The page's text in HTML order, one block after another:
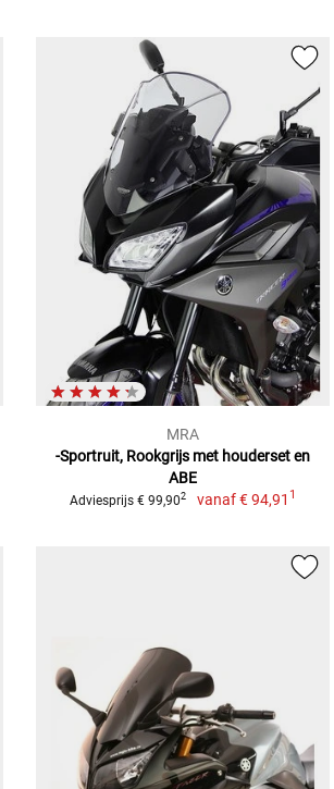
MRA
-Sportruit, Rookgrijs met houderset en
ABE
Adviesprijs € 99,902 vanaf€ 94,91 1